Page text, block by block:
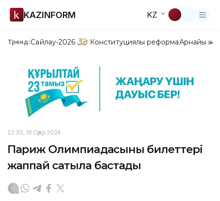
KAZINFORM KZ
Тренд:Сайлау-2026 Конституциялық реформаАрнайы
22:30, 18 Сәуір 2024
Париж Олимпиадасының билеттері
жаппай сатыла бастады